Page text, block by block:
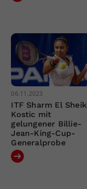
06.11.2023
ITF Sharm El
Kostic mit
gelungener Billie-
Jean-King-Cup-
Generalprobe